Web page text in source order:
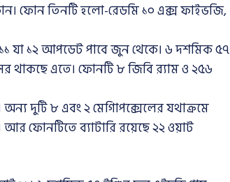
ফোন তিনটি হলো-রেডমি ১০ এক্স ফাইভজি,
যা ১২ আপডেট পাবে জুন থেকে। ৬ দশমিক ৫৭
থাকছে এতে। ফোনটি ৮ জিবি র‍্যাম ও ২৫৬
অন্য দুটি ৮ এবং ২ মেগািপক্সেলের যথাক্রমে
আর ফোনটিতে ব্যাটারি রয়েছে ২২ ওয়াট